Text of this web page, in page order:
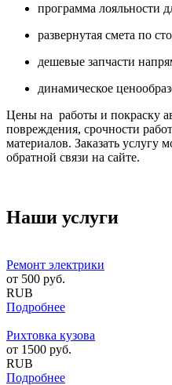
программа лояльности
развернутая смета по
дешевые запчасти
динамическое
Цены на работы и покраску
повреждения, срочности
материалов. Заказать услугу
обратной связи на сайте.
Наши услуги
Ремонт электрики
от 500 руб.
RUB
Подробнее
Рихтовка кузова
от 1500 руб.
RUB
Подробнее